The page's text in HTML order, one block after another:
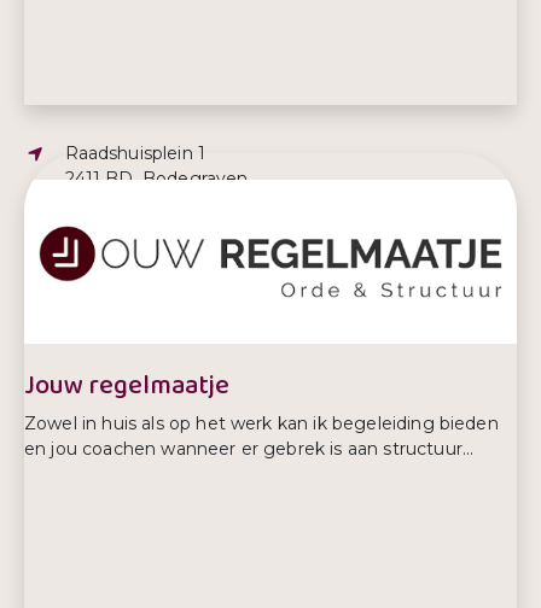
Adres:
Raadshuisplein 1
2411 BD, Bodegraven
E-mailadres:
info@bodegraven-reeuwijk.nl
Telefoonnummer:
0172 522 522
Jouw regelmaatje
Zowel in huis als op het werk kan ik begeleiding bieden
en jou coachen wanneer er gebrek is aan structuur...